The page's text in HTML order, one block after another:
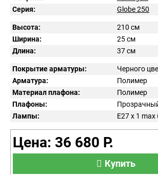
Серия:
Globe 250
Высота:
210 см
Ширина:
25 см
Длина:
37 см
Покрытие арматуры:
Черного
Арматура:
Полимер
Материал плафона:
Полимер
Плафоны:
Лампы:
E27 x 1 max
Цена: 36 680 Р.
Купить